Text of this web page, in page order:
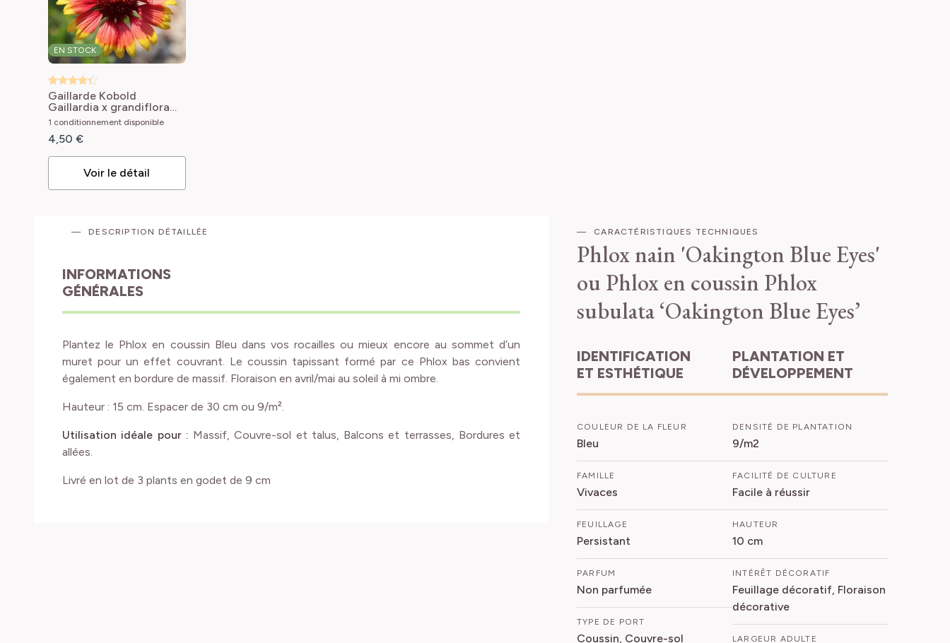
EN STOCK
Gaillarde Kobold
Gaillardia x grandiflora
Kobold
1 conditionnement disponible
4,50 €
Voir le détail
DESCRIPTION DÉTAILLÉE
INFORMATIONS
GÉNÉRALES
Plantez le Phlox en coussin Bleu dans vos rocailles ou mieux encore au sommet d’un
muret pour un effet couvrant. Le coussin tapissant formé par ce Phlox bas convient
également en bordure de massif. Floraison en avril/mai au soleil à mi ombre.
Hauteur : 15 cm. Espacer de 30 cm ou 9/m².
Utilisation idéale pour : Massif, Couvre-sol et talus, Balcons et terrasses, Bordures et
allées.
Livré en lot de 3 plants en godet de 9 cm
CARACTÉRISTIQUES TECHNIQUES
Phlox nain 'Oakington Blue Eyes'
ou Phlox en coussin Phlox
subulata ‘Oakington Blue Eyes’
IDENTIFICATION
ET ESTHÉTIQUE
COULEUR DE LA FLEUR
Bleu
FAMILLE
Vivaces
FEUILLAGE
Persistant
PARFUM
Non parfumée
TYPE DE PORT
Coussin, Couvre-sol
PLANTATION ET
DÉVELOPPEMENT
DENSITÉ DE PLANTATION
9/m2
FACILITÉ DE CULTURE
Facile à réussir
HAUTEUR
10 cm
INTÉRÊT DÉCORATIF
Feuillage décoratif, Floraison
décorative
LARGEUR ADULTE